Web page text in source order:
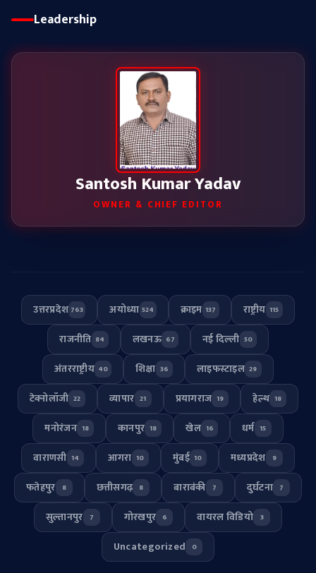
Leadership
Santosh Kumar Yadav
OWNER & CHIEF EDITOR
उत्तरप्रदेश 763 अयोध्या 524 क्राइम 137 राष्ट्रीय 115
राजनीति 84 लखनऊ 67 नई दिल्ली 50
अंतरराष्ट्रीय 40 शिक्षा 36 लाइफस्टाइल 29
टेक्नोलॉजी 22 व्यापार 21 प्रयागराज 19 हेल्थ 18
मनोरंजन 18 कानपुर 18 खेल 16 धर्म 15
वाराणसी 14 आगरा 10 मुंबई 10 मध्यप्रदेश 9
फतेहपुर 8 छत्तीसगढ़ 8 बाराबंकी 7 दुर्घटना 7
सुल्तानपुर 7 गोरखपुर 6 वायरल विडियो 3
Uncategorized 0